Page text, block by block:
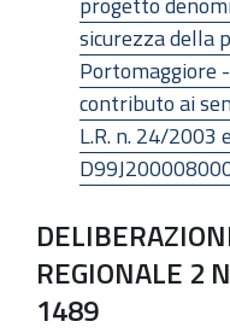
sicurezza della
Portomaggiore
contributo ai
L.R. n. 24/2003
REGIONALE 2
1489